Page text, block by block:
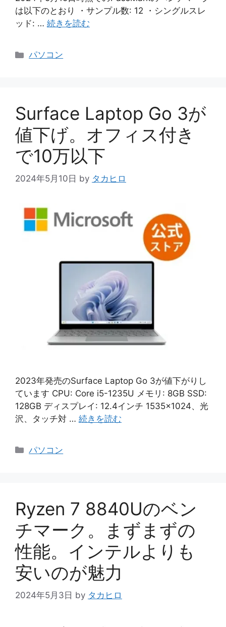
は以下のとおり ・サンプル数: 12 ・シングルスレ
ッド: … 続きを読む
カ
パソコン
Surface Laptop Go 3が
値下げ。オフィス付き
で10万以下
2024年5月10日 by タカヒロ
2023年発売のSurface Laptop Go 3が値下がりし
ています CPU: Core i5-1235U メモリ: 8GB SSD:
128GB ディスプレイ: 12.4インチ 1535×1024、光
沢、タッチ対 … 続きを読む
カ
パソコン
Ryzen 7 8840Uのベン
チマーク。まずまずの
性能。インテルよりも
安いのが魅力
2024年5月3日 by タカヒロ